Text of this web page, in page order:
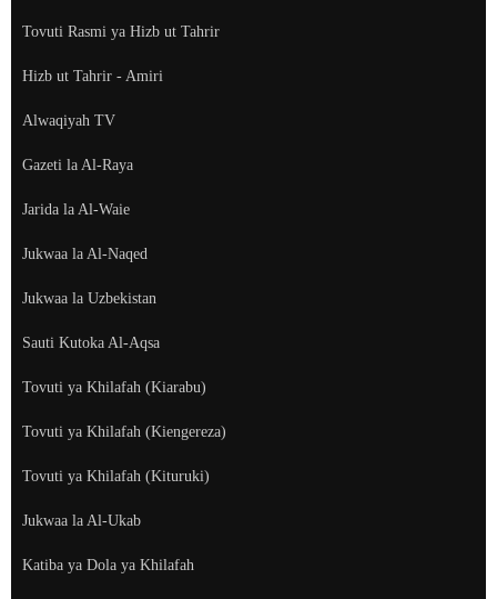
Tovuti Rasmi ya Hizb ut Tahrir
Hizb ut Tahrir - Amiri
Alwaqiyah TV
Gazeti la Al-Raya
Jarida la Al-Waie
Jukwaa la Al-Naqed
Jukwaa la Uzbekistan
Sauti Kutoka Al-Aqsa
Tovuti ya Khilafah (Kiarabu)
Tovuti ya Khilafah (Kiengereza)
Tovuti ya Khilafah (Kituruki)
Jukwaa la Al-Ukab
Katiba ya Dola ya Khilafah